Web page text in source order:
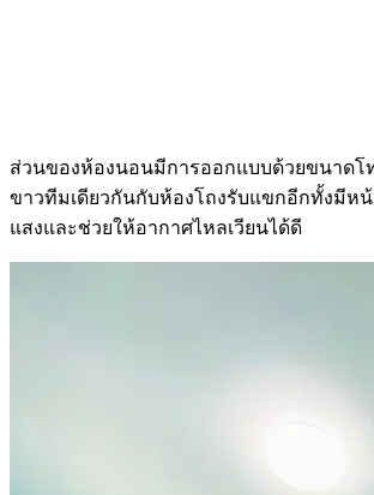
ส่วนของห้องนอนมีการออกแบบด้วยขนาด
ขาวทีมเดียวกันกับห้องโถงรับแขกอีกทั้งมีหน้
แสงและช่วยให้อากาศไหลเวียนได้ดี